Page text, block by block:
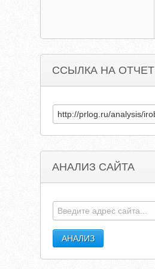
ССЫЛКА НА ОТЧЕТ
АНАЛИЗ САЙТА